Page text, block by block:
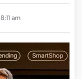
8:11 am